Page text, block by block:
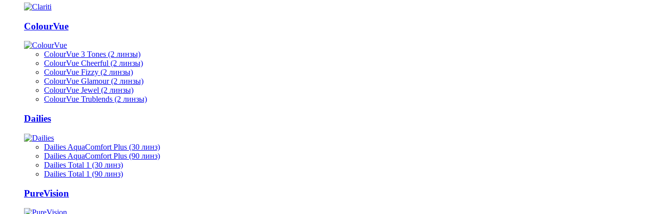
ColourVue
ColourVue 3 Tones (2 линзы)
ColourVue Cheerful (2 линзы)
ColourVue Fizzy (2 линзы)
ColourVue Glamour (2 линзы)
ColourVue Jewel (2 линзы)
ColourVue Trublends (2 линзы)
Dailies
Dailies AquaComfort Plus (30 линз)
Dailies AquaComfort Plus (90 линз)
Dailies Total 1 (30 линз)
Dailies Total 1 (90 линз)
PureVision